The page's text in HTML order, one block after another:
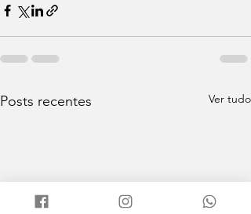
Posts recentes Ver tudo